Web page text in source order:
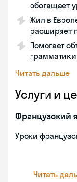
обогащает
Жил в
расширяет
Помогает
Читать дальше
Услуги и
Французский
Уроки
Читать